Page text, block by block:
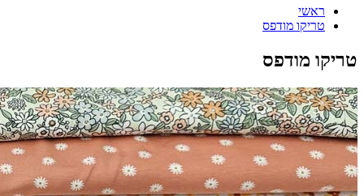
ראשי
טריקו מודפס
טריקו מודפס